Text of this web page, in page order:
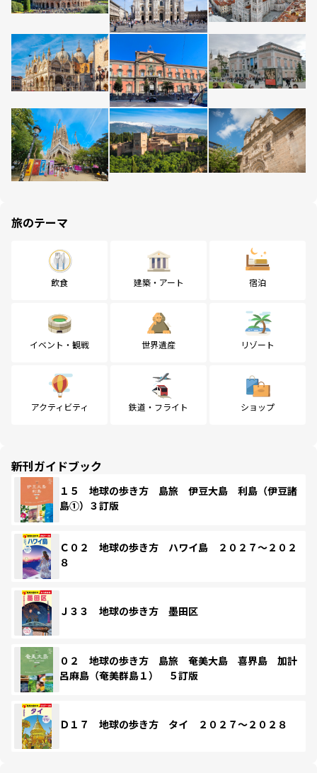
旅のテーマ
飲食 建築・アート 宿泊
イベント・観戦 世界遺産 リゾート
アクティビティ 鉄道・フライト ショップ
新刊ガイドブック
１５ 地球の歩き方 島旅 伊豆大島 利島（伊豆諸
島①）３訂版
Ｃ０２ 地球の歩き方 ハワイ島 ２０２７～２０２
８
Ｊ３３ 地球の歩き方 墨田区
０２ 地球の歩き方 島旅 奄美大島 喜界島 加計
呂麻島（奄美群島１） ５訂版
Ｄ１７ 地球の歩き方 タイ ２０２７～２０２８